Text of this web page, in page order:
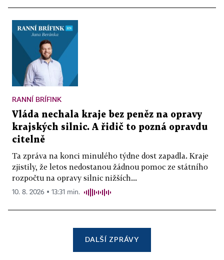
RANNÍ BRÍFINK
Vláda nechala kraje bez peněz na opravy
krajských silnic. A řidič to pozná opravdu
citelně
Ta zpráva na konci minulého týdne dost zapadla. Kraje
zjistily, že letos nedostanou žádnou pomoc ze státního
rozpočtu na opravy silnic nižších...
10. 8. 2026 ▪ 13:31 min.
DALŠÍ ZPRÁVY